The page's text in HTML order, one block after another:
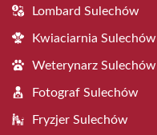
Lombard Sulechów
Kwiaciarnia Sulechów
Weterynarz Sulechów
Fotograf Sulechów
Fryzjer Sulechów